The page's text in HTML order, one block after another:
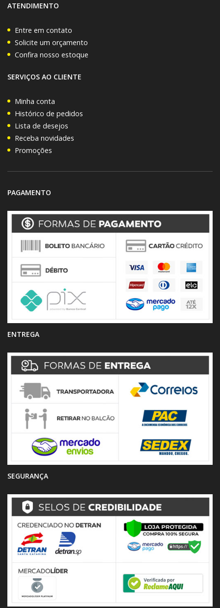
ATENDIMENTO
Entre em contato
Solicite um orçamento
Confira nosso estoque
SERVIÇOS AO CLIENTE
Minha conta
Histórico de pedidos
Lista de desejos
Receba novidades
Promoções
PAGAMENTO
ENTREGA
SEGURANÇA